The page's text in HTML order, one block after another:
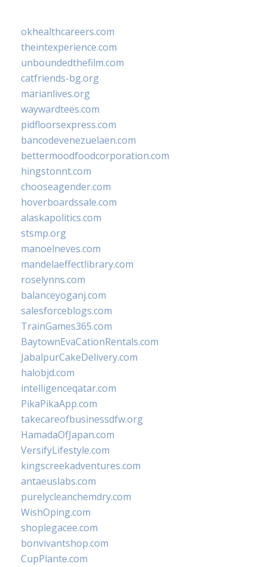
okhealthcareers.com
theintexperience.com
unboundedthefilm.com
catfriends-bg.org
marianlives.org
waywardtees.com
pidfloorsexpress.com
bancodevenezuelaen.com
bettermoodfoodcorporation.com
hingstonnt.com
chooseagender.com
hoverboardssale.com
alaskapolitics.com
stsmp.org
manoelneves.com
mandelaeffectlibrary.com
roselynns.com
balanceyoganj.com
salesforceblogs.com
TrainGames365.com
BaytownEvaCationRentals.com
JabalpurCakeDelivery.com
halobjd.com
intelligenceqatar.com
PikaPikaApp.com
takecareofbusinessdfw.org
HamadaOfJapan.com
VersifyLifestyle.com
kingscreekadventures.com
antaeuslabs.com
purelycleanchemdry.com
WishOping.com
shoplegacee.com
bonvivantshop.com
CupPlante.com